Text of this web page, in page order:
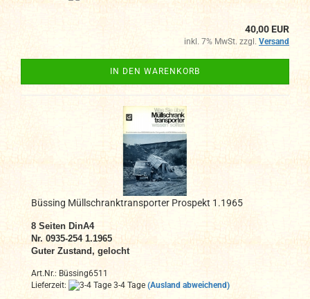
40,00 EUR
inkl. 7% MwSt. zzgl. Versand
IN DEN WARENKORB
Büssing Müllschranktransporter Prospekt 1.1965
8 Seiten DinA4
Nr. 0935-254 1.1965
Guter Zustand, gelocht
Art.Nr.: Büssing6511
Lieferzeit:
3-4 Tage (Ausland abweichend)